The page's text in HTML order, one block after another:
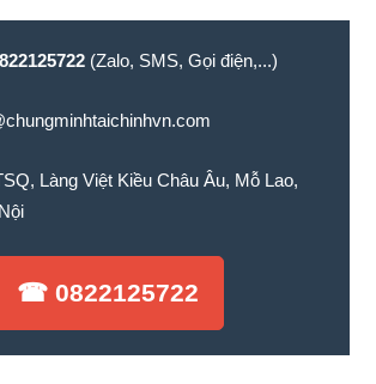
(Zalo, SMS, Gọi điện,...)
Làng Việt Kiều Châu Âu, Mỗ Lao,
☎ 0822125722